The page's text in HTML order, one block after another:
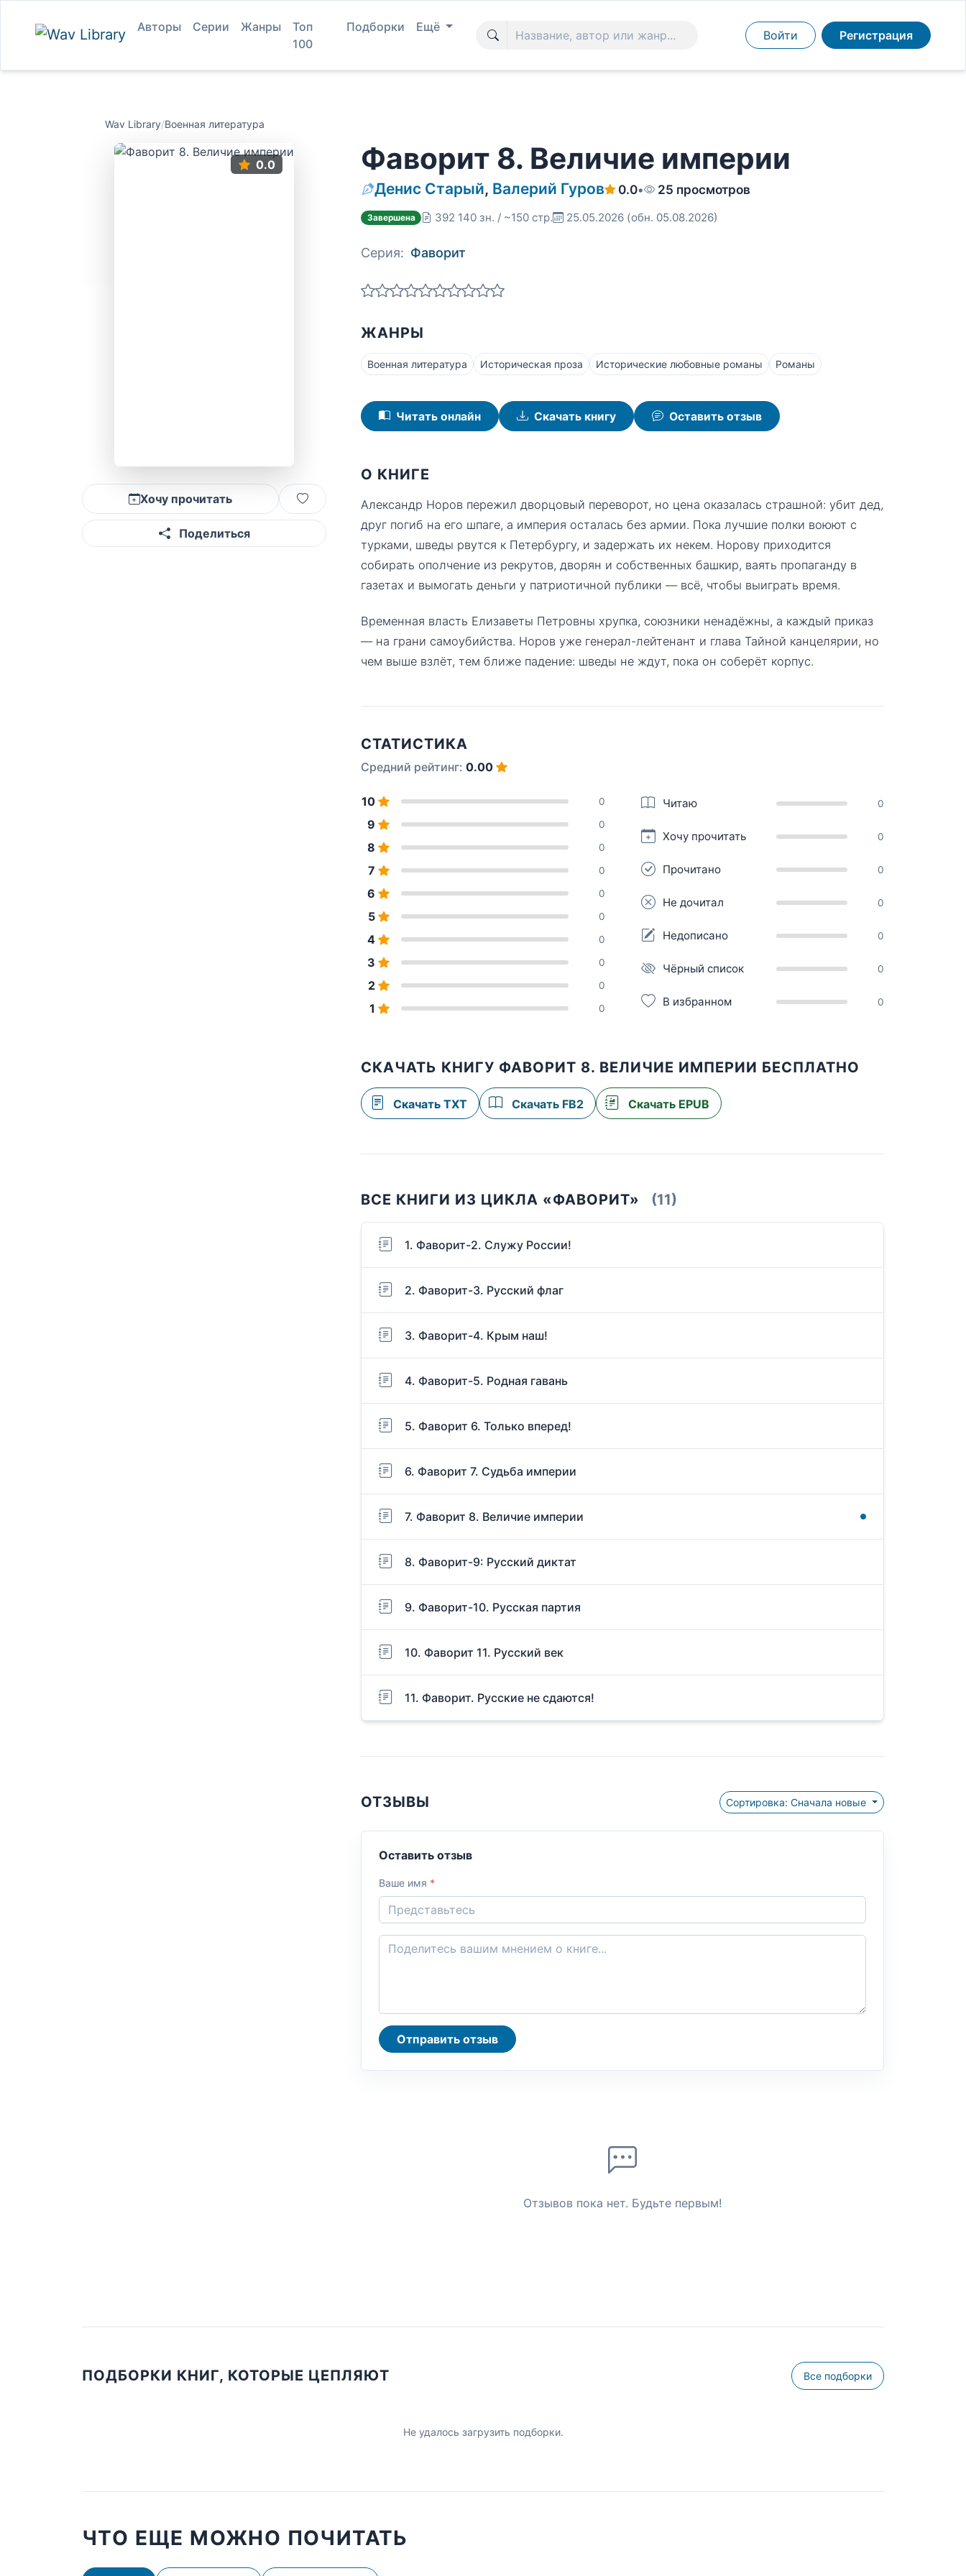
Авторы Серии Жанры
Топ
100
Подборки Ещё
Войти Регистрация
Wav Library/Военная литература
0.0
Хочу прочитать
Поделиться
Фаворит 8. Величие империи
Денис Старый, Валерий Гуров 0.0• 25 просмотров
Завершена 392 140 зн. / ~150 стр. 25.05.2026 (обн. 05.08.2026)
Серия: Фаворит
ЖАНРЫ
Военная литература Историческая проза Исторические любовные романы Романы
Читать онлайн Скачать книгу Оставить отзыв
О КНИГЕ
Александр Норов пережил дворцовый переворот, но цена оказалась страшной: убит дед,
друг погиб на его шпаге, а империя осталась без армии. Пока лучшие полки воюют с
турками, шведы рвутся к Петербургу, и задержать их некем. Норову приходится
собирать ополчение из рекрутов, дворян и собственных башкир, ваять пропаганду в
газетах и вымогать деньги у патриотичной публики — всё, чтобы выиграть время.
Временная власть Елизаветы Петровны хрупка, союзники ненадёжны, а каждый приказ
— на грани самоубийства. Норов уже генерал-лейтенант и глава Тайной канцелярии, но
чем выше взлёт, тем ближе падение: шведы не ждут, пока он соберёт корпус.
СТАТИСТИКА
Средний рейтинг: 0.00
10 0
9 0
8 0
7 0
6 0
5 0
4 0
3 0
2 0
1 0
Читаю 0
Хочу прочитать 0
Прочитано 0
Не дочитал 0
Недописано 0
Чёрный список 0
В избранном 0
СКАЧАТЬ КНИГУ ФАВОРИТ 8. ВЕЛИЧИЕ ИМПЕРИИ БЕСПЛАТНО
Скачать TXT Скачать FB2 Скачать EPUB
ВСЕ КНИГИ ИЗ ЦИКЛА «ФАВОРИТ» (11)
1. Фаворит-2. Служу России!
2. Фаворит-3. Русский флаг
3. Фаворит-4. Крым наш!
4. Фаворит-5. Родная гавань
5. Фаворит 6. Только вперед!
6. Фаворит 7. Судьба империи
7. Фаворит 8. Величие империи
8. Фаворит-9: Русский диктат
9. Фаворит-10. Русская партия
10. Фаворит 11. Русский век
11. Фаворит. Русские не сдаются!
ОТЗЫВЫ Сортировка: Сначала новые
Оставить отзыв
Ваше имя *
Отправить отзыв
Отзывов пока нет. Будьте первым!
ПОДБОРКИ КНИГ, КОТОРЫЕ ЦЕПЛЯЮТ Все подборки
Не удалось загрузить подборки.
ЧТО ЕЩЕ МОЖНО ПОЧИТАТЬ